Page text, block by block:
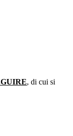
, di cui si